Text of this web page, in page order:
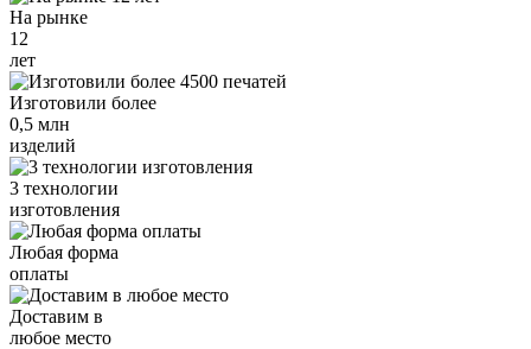
На рынке
12
лет
Изготовили более
0,5 млн
изделий
3 технологии
изготовления
Любая форма
оплаты
Доставим в
любое место